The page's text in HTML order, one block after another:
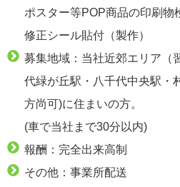
ポスター等POP商品の印刷物
修正シール貼付（製作）
募集地域：当社近郊エリア（
代緑が丘駅・八千代中央駅・
方尚可)に住まいの方。
(車で当社まで30分以内)
報酬：完全出来高制
その他：事業所配送